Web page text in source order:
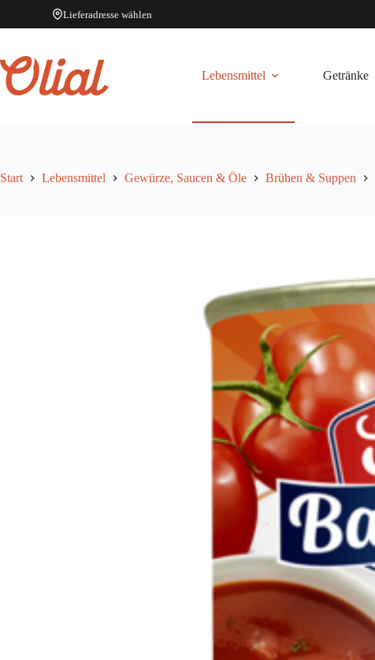
Lieferadresse wählen
springen
Lebensmittel
Getränke
Start Lebensmittel Gewürze, Saucen & Öle Brühen & Suppen